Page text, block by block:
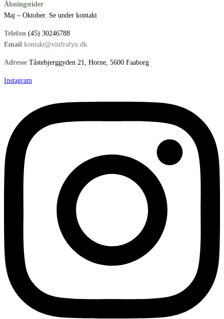
Åbningstider
Maj – Oktober. Se under kontakt
Telefon (45) 30246788
Email kontakt@vinfrafyn.dk
Adresse Tåstebjerggyden 21, Horne, 5600 Faaborg
Instagram